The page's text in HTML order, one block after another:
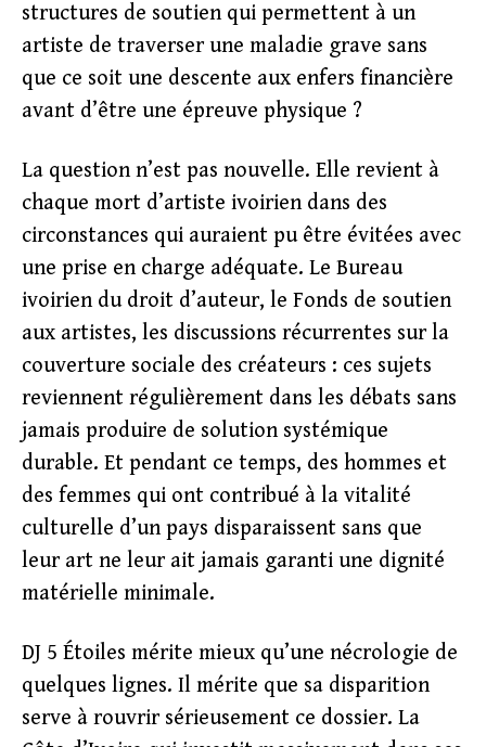
structures de soutien qui permettent à un
artiste de traverser une maladie grave sans
que ce soit une descente aux enfers financière
avant d’être une épreuve physique ?
La question n’est pas nouvelle. Elle revient à
chaque mort d’artiste ivoirien dans des
circonstances qui auraient pu être évitées avec
une prise en charge adéquate. Le Bureau
ivoirien du droit d’auteur, le Fonds de soutien
aux artistes, les discussions récurrentes sur la
couverture sociale des créateurs : ces sujets
reviennent régulièrement dans les débats sans
jamais produire de solution systémique
durable. Et pendant ce temps, des hommes et
des femmes qui ont contribué à la vitalité
culturelle d’un pays disparaissent sans que
leur art ne leur ait jamais garanti une dignité
matérielle minimale.
DJ 5 Étoiles mérite mieux qu’une nécrologie de
quelques lignes. Il mérite que sa disparition
serve à rouvrir sérieusement ce dossier. La